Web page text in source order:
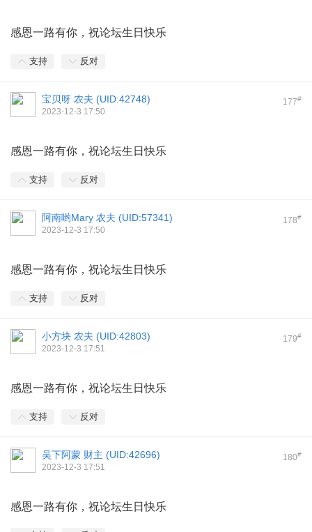
感恩一路有你，祝论坛生日快乐
支持 反对
177#
宝贝呀 农夫 (UID:42748)
2023-12-3 17:50
感恩一路有你，祝论坛生日快乐
支持 反对
178#
阿南哟Mary 农夫 (UID:57341)
2023-12-3 17:50
感恩一路有你，祝论坛生日快乐
支持 反对
179#
小方块 农夫 (UID:42803)
2023-12-3 17:51
感恩一路有你，祝论坛生日快乐
支持 反对
180#
吴下阿蒙 财主 (UID:42696)
2023-12-3 17:51
感恩一路有你，祝论坛生日快乐